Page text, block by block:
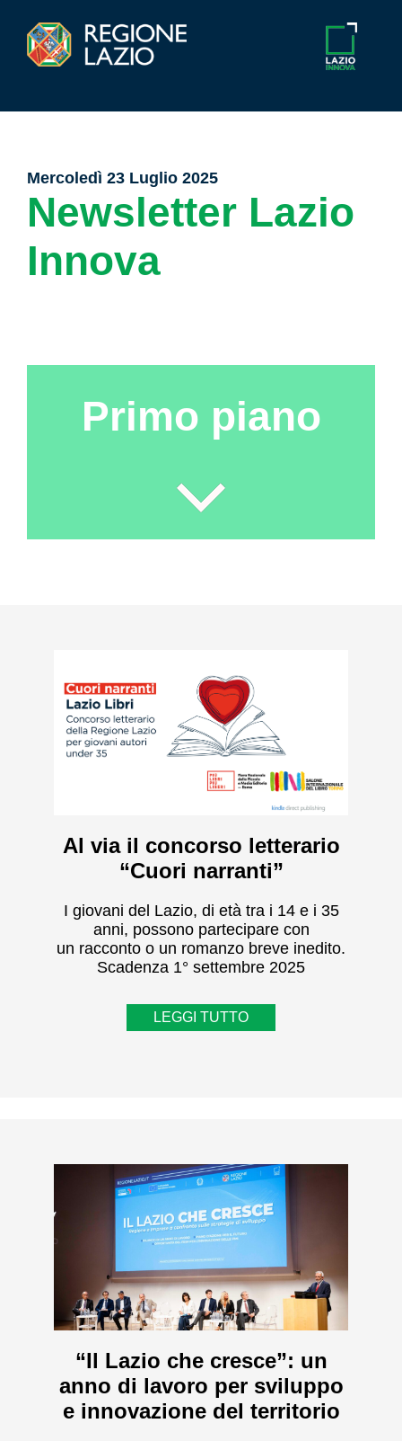
Mercoledì 23 Luglio 2025
Newsletter Lazio
Innova
Primo piano
Al via il concorso letterario
“Cuori narranti”
I giovani del Lazio, di età tra i 14 e i 35
anni, possono partecipare con
un racconto o un romanzo breve inedito.
Scadenza 1° settembre 2025
LEGGI TUTTO
“Il Lazio che cresce”: un
anno di lavoro per sviluppo
e innovazione del territorio